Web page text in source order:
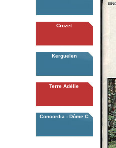
Crozet
Kerguelen
Terre Adélie
Concordia - Dôme C